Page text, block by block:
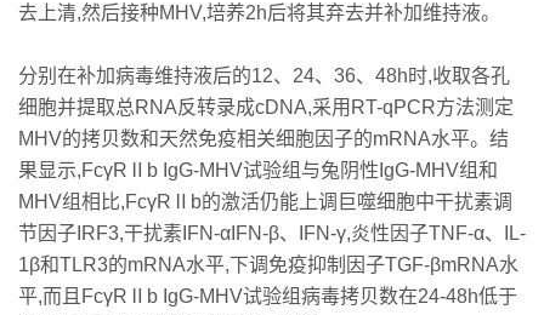
去上清,然后接种MHV,培养2h后将其弃去并补加维持液。
分别在补加病毒维持液后的12、24、36、48h时,收取各孔
细胞并提取总RNA反转录成cDNA,采用RT-qPCR方法测定
MHV的拷贝数和天然免疫相关细胞因子的mRNA水平。结
果显示,FcγRⅡb IgG-MHV试验组与兔阴性IgG-MHV组和
MHV组相比,FcγRⅡb的激活仍能上调巨噬细胞中干扰素调
节因子IRF3,干扰素IFN-αIFN-β、IFN-γ,炎性因子TNF-α、IL-
1β和TLR3的mRNA水平,下调免疫抑制因子TGF-βmRNA水
平,而且FcγRⅡb IgG-MHV试验组病毒拷贝数在24-48h低于